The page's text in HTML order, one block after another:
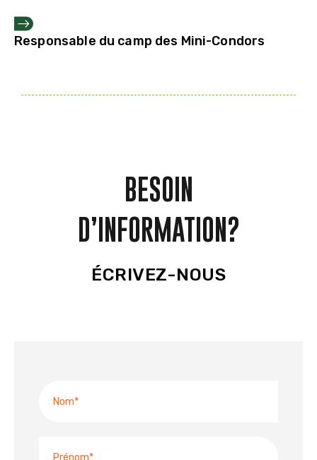
Responsable du camp des Mini-Condors
BESOIN
D’INFORMATION?
ÉCRIVEZ-NOUS